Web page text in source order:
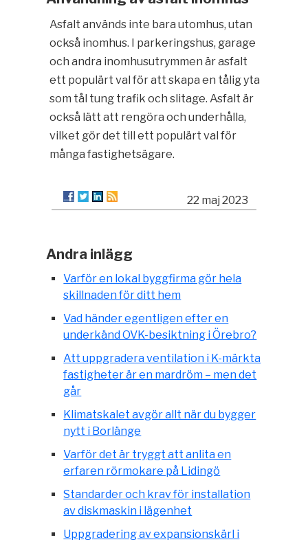
Asfalt används inte bara utomhus, utan
också inomhus. I parkeringshus, garage
och andra inomhusutrymmen är asfalt
ett populärt val för att skapa en tålig yta
som tål tung trafik och slitage. Asfalt är
också lätt att rengöra och underhålla,
vilket gör det till ett populärt val för
många fastighetsägare.
22 maj 2023
Andra inlägg
Varför en lokal byggfirma gör hela
skillnaden för ditt hem
Vad händer egentligen efter en
underkänd OVK-besiktning i Örebro?
Att uppgradera ventilation i K-märkta
fastigheter är en mardröm – men det
går
Klimatskalet avgör allt när du bygger
nytt i Borlänge
Varför det är tryggt att anlita en
erfaren rörmokare på Lidingö
Standarder och krav för installation
av diskmaskin i lägenhet
Uppgradering av expansionskärl i